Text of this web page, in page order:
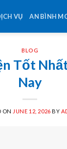
VỤ AN BÌNH
BLOG
Tốt
Nay
ON JUNE 12, 2026 BY